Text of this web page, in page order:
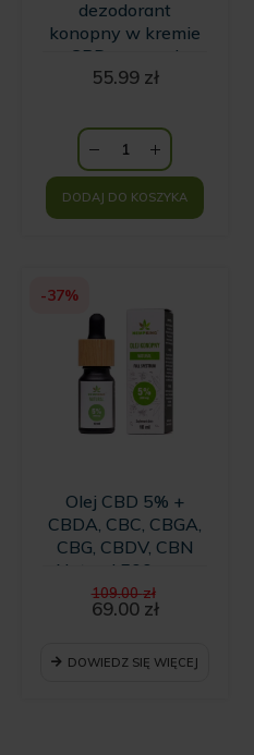
dezodorant
konopny w kremie
z CBD o zapachu
wanilii i kwiatów
HempKing
55.99 zł
DODAJ DO KOSZYKA
-37%
Olej CBD 5% +
CBDA, CBC, CBGA,
CBG, CBDV, CBN
Natural 500 mg -
10ml
109.00zł
cena
69.00 zł
wynosi:
DOWIEDZ SIĘ WIĘCEJ